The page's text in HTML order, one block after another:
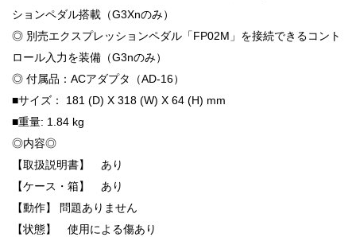
ションペダル搭載（G3Xnのみ）
◎ 別売エクスプレッションペダル「FP02M」を接続できるコント
ロール入力を装備（G3nのみ）
◎ 付属品：ACアダプタ（AD-16）
■サイズ： 181 (D) X 318 (W) X 64 (H) mm
■重量: 1.84 kg
◎内容◎
【取扱説明書】 あり
【ケース・箱】 あり
【動作】 問題ありません
【状態】 使用による傷あり